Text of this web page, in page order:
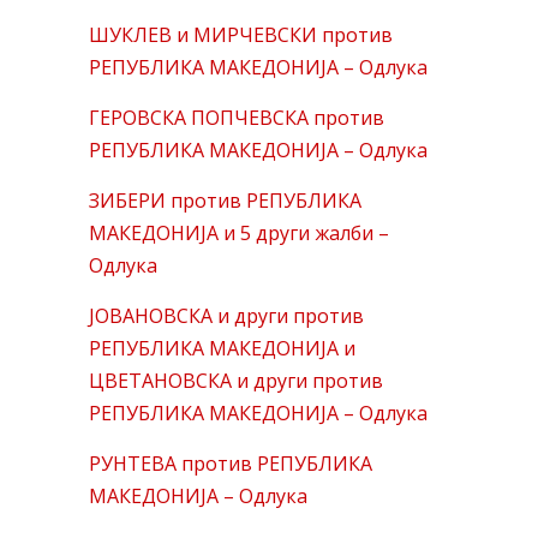
ШУКЛЕВ и МИРЧЕВСКИ против
РЕПУБЛИКА МАКЕДОНИЈА – Одлука
ГЕРОВСКА ПОПЧЕВСКА против
РЕПУБЛИКА МАКЕДОНИЈА – Одлука
ЗИБЕРИ против РЕПУБЛИКА
МАКЕДОНИЈА и 5 други жалби –
Одлука
ЈОВАНОВСКА и други против
РЕПУБЛИКА МАКЕДОНИЈА и
ЦВЕТАНОВСКА и други против
РЕПУБЛИКА МАКЕДОНИЈА – Одлука
РУНТЕВА против РЕПУБЛИКА
МАКЕДОНИЈА – Одлука